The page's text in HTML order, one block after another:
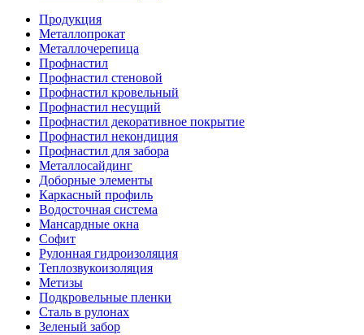
Продукция
Металлопрокат
Металлочерепица
Профнастил
Профнастил стеновой
Профнастил кровельный
Профнастил несущий
Профнастил декоративное покрытие
Профнастил некондиция
Профнастил для забора
Металлосайдинг
Доборные элементы
Каркасный профиль
Водосточная система
Мансардные окна
Софит
Рулонная гидроизоляция
Теплозвукоизоляция
Метизы
Подкровельные пленки
Сталь в рулонах
Зеленый забор